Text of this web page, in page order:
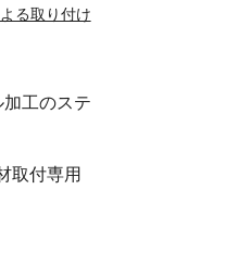
る取り付け
工のステ
取付専用